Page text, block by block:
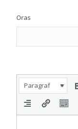
Oras
Paragraf